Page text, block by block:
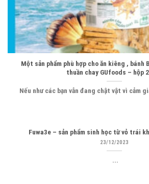
Một sản phẩm phù hợp cho ăn kiêng ,
thuần chay GUfoods – hộp
Nếu như các bạn vẫn đang chật vật vì cảm
Fuwa3e – sản phẩm sinh học từ vỏ trái
23/12/2023
...